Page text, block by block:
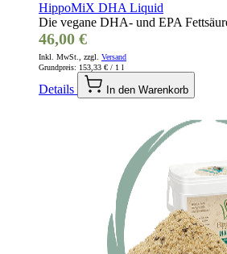
HippoMiX DHA Liquid
Die vegane DHA- und EPA
46,00 €
Inkl. MwSt., zzgl. Versand
Grundpreis: 153,33 € / 1 l
Details In den Warenkorb